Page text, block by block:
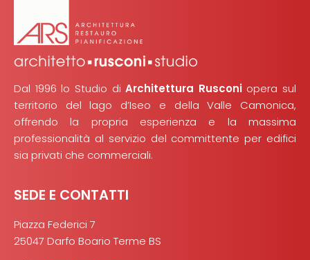
Dal 1996 lo Studio diArchitettura Rusconiopera sul
territorio del lago d’Iseo e della Valle Camonica,
offrendo la propria esperienza e la massima
professionalità al servizio del committente per edifici
sia privati che commerciali.
SEDE E CONTATTI
Piazza Federici 7
25047 Darfo Boario Terme BS